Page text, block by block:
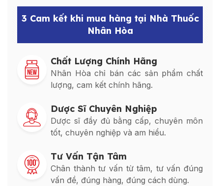
3 Cam kết khi mua hàng tại Nhà Thuốc
Nhân Hòa
Chất Lượng Chính Hãng
Nhân Hòa chỉ bán các sản phẩm chất
lượng, cam kết chính hãng.
Dược Sĩ Chuyên Nghiệp
Dược sĩ đầy đủ bằng cấp, chuyên môn
tốt, chuyên nghiệp và am hiểu.
Tư Vấn Tận Tâm
Chân thành tư vấn từ tâm, tư vấn đúng
vấn đề, đúng hàng, đúng cách dùng.